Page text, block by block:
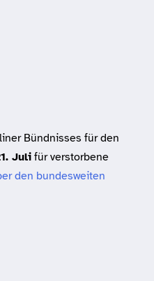
Bündnisses für den
Julifür verstorbene
den bundesweiten